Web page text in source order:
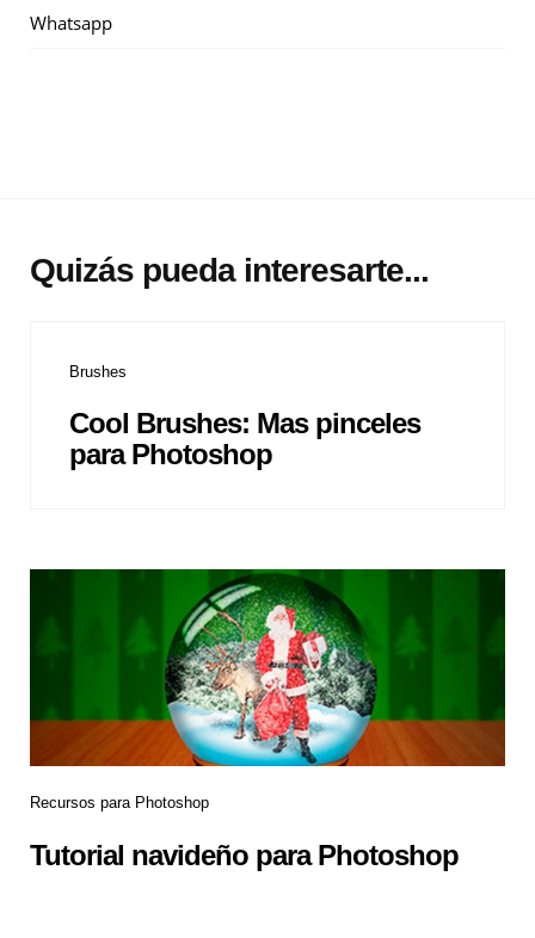
Whatsapp
Quizás pueda interesarte...
Brushes
Cool Brushes: Mas pinceles
para Photoshop
Recursos para Photoshop
Tutorial navideño para Photoshop